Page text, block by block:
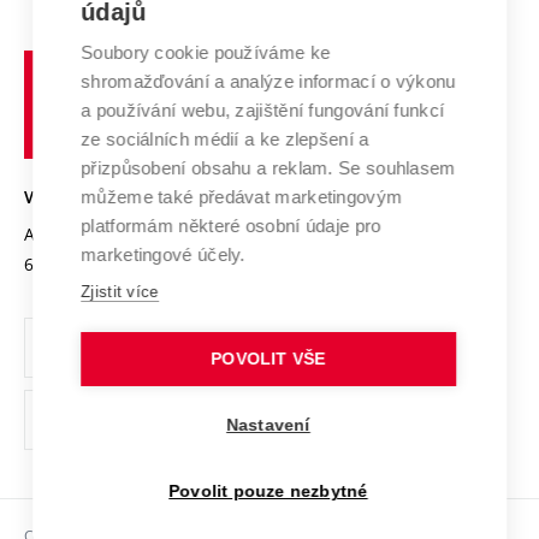
E-přihláška
Systém zajišťování kvality výzkumu
Výzkumné infrastruktury
Transfer znalostí
Open Science
Projekty
Projekty ze strukturálních fondů
Specifický výzkum
Zahraniční spolupráce
Spolupráce se školami
Mezinárodní dohody
Univerzitní sítě
Profil univerzity
Udržitelná univerzita
Podnikavá univerzita / ContriBUTe
Bezpečná univerzita
Vyznamenání
Organizační struktura
Ochrana osobních údajů
odkaz)
učení
technické
Brně
VYSOKÉ UČENÍ TECHNICKÉ V BRNĚ
Antonínská 548/1
602 00 Brno
www.vut.cz
vut@vutbr.cz
údajů
Soubory cookie používáme ke
shromažďování a analýze informací o výkonu
a používání webu, zajištění fungování funkcí
ze sociálních médií a ke zlepšení a
přizpůsobení obsahu a reklam. Se souhlasem
můžeme také předávat marketingovým
platformám některé osobní údaje pro
marketingové účely.
Zjistit více
POVOLIT VŠE
Nastavení
Povolit pouze nezbytné